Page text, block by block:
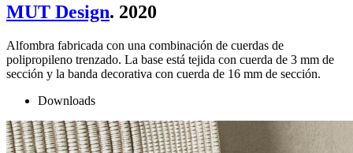
MUT Design. 2020
Alfombra fabricada con una combinación de cuerdas de
polipropileno trenzado. La base está tejida con cuerda de 3 mm de
sección y la banda decorativa con cuerda de 16 mm de sección.
Downloads